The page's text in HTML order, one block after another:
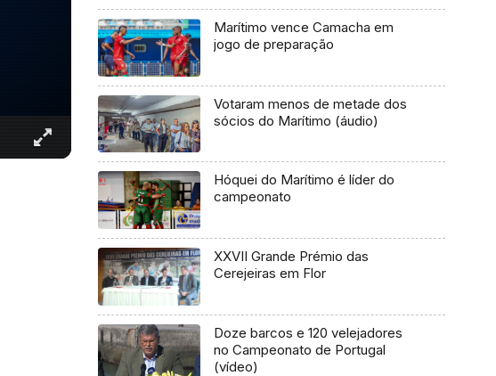
Marítimo vence Camacha em
jogo de preparação
Votaram menos de metade dos
sócios do Marítimo (áudio)
Hóquei do Marítimo é líder do
campeonato
XXVII Grande Prémio das
Cerejeiras em Flor
Doze barcos e 120 velejadores
no Campeonato de Portugal
(vídeo)